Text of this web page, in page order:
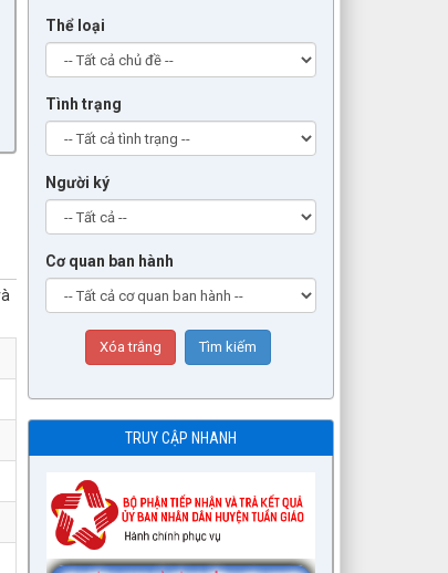
Thể loại
Tình trạng
Người ký
Cơ quan ban hành
TRUY CẬP NHANH